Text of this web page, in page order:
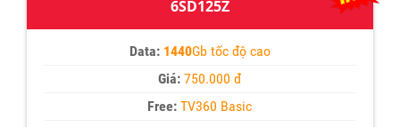
6SD125Z
Data:1440Gb tốc độ cao
Giá:750.000 đ
Free: TV360 Basic